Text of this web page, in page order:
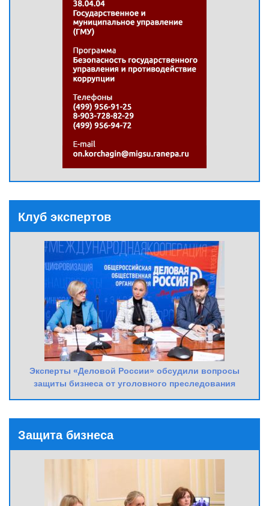
Клуб экспертов
Эксперты «Деловой России» обсудили вопросы
защиты бизнеса от уголовного преследования
Защита бизнеса